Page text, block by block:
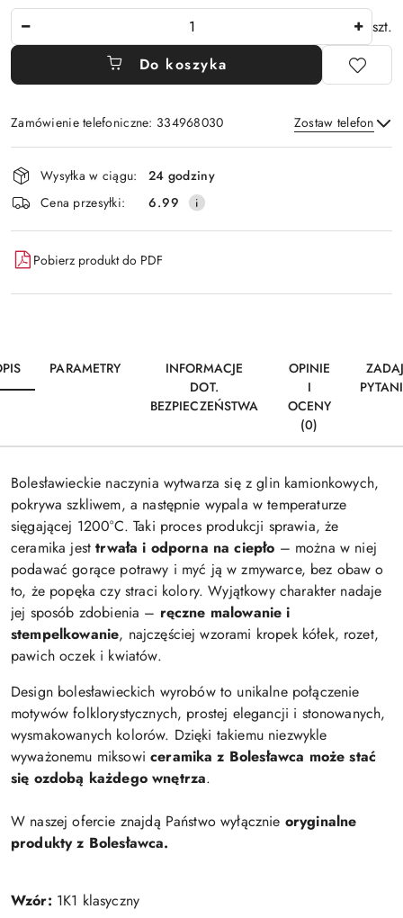
szt.
Do koszyka
Zamówienie telefoniczne: 334968030 Zostaw telefon
Wyślij
Dostępność
i
dostawa
Wysyłka w ciągu:
24 godziny
Cena przesyłki:
6.99
Pobierz produkt do PDF
PARAMETRY
INFORMACJE
DOT.
BEZPIECZEŃSTWA
OPINIE
I
OCENY
(0)
Bolesławieckie naczynia wytwarza się z glin kamionkowych,
pokrywa szkliwem, a następnie wypala w temperaturze
sięgającej 1200°C. Taki proces produkcji sprawia, że
ceramika jesttrwała i odporna na ciepło – można w niej
podawać gorące potrawy i myć ją w zmywarce, bez obaw o
to, że popęka czy straci kolory. Wyjątkowy charakter nadaje
jej sposób zdobienia – ręczne malowanie i
stempelkowanie, najczęściej wzorami kropek kółek, rozet,
pawich oczek i kwiatów.
Design bolesławieckich wyrobów to unikalne połączenie
motywów folklorystycznych, prostej elegancji i stonowanych,
wysmakowanych kolorów. Dzięki takiemu niezwykle
wyważonemu miksowiceramika z Bolesławca może stać
się ozdobą każdego wnętrza.
W naszej ofercie znajdą Państwo wyłącznie oryginalne
produkty z Bolesławca.
Wzór: 1K1 klasyczny